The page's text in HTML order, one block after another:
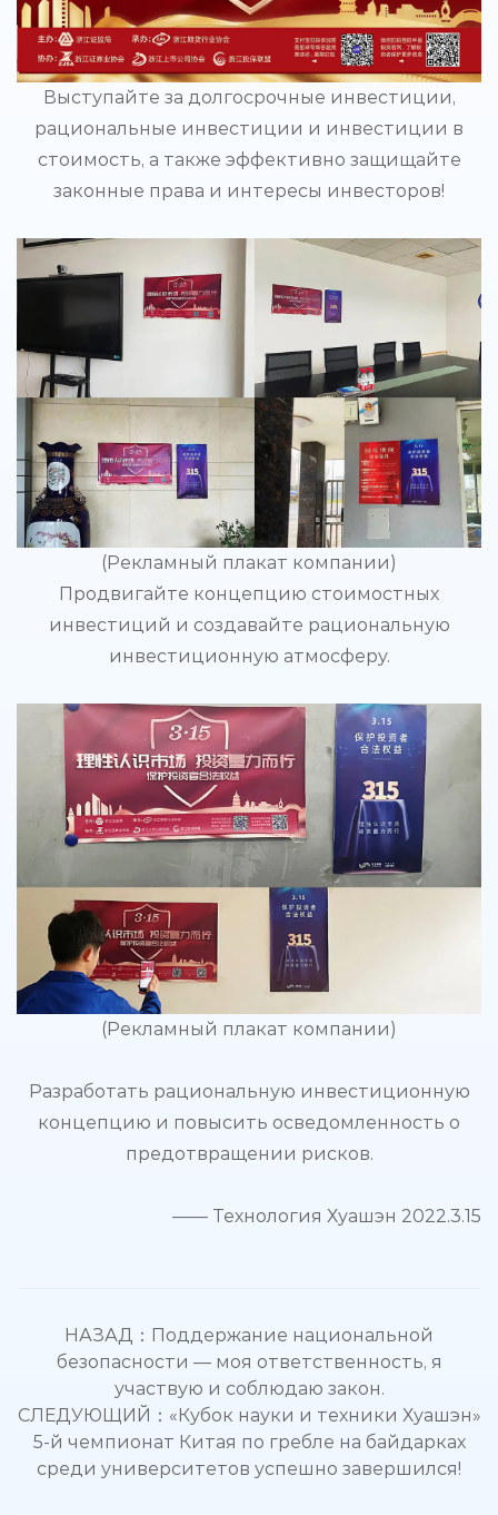
Выступайте за долгосрочные инвестиции,
рациональные инвестиции и инвестиции в
стоимость, а также эффективно защищайте
законные права и интересы инвесторов!
(Рекламный плакат компании)
Продвигайте концепцию стоимостных
инвестиций и создавайте рациональную
инвестиционную атмосферу.
(Рекламный плакат компании)
Разработать рациональную инвестиционную
концепцию и повысить осведомленность о
предотвращении рисков.
—— Технология Хуашэн 2022.3.15
НАЗАД：Поддержание национальной
безопасности — моя ответственность, я
участвую и соблюдаю закон.
СЛЕДУЮЩИЙ：«Кубок науки и техники Хуашэн»
5-й чемпионат Китая по гребле на байдарках
среди университетов успешно завершился!